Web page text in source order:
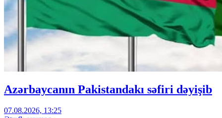
Azərbaycanın Pakistandakı səfiri dəyişib
07.08.2026, 13:25